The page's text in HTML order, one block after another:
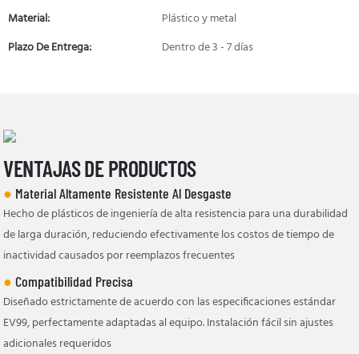
Material:
Plástico y metal
Plazo De Entrega:
Dentro de 3 - 7 días
VENTAJAS DE PRODUCTOS
● Material Altamente Resistente Al Desgaste
Hecho de plásticos de ingeniería de alta resistencia para una durabilidad
de larga duración, reduciendo efectivamente los costos de tiempo de
inactividad causados ​​por reemplazos frecuentes
●Compatibilidad Precisa
Diseñado estrictamente de acuerdo con las especificaciones estándar
EV99, perfectamente adaptadas al equipo. Instalación fácil sin ajustes
adicionales requeridos